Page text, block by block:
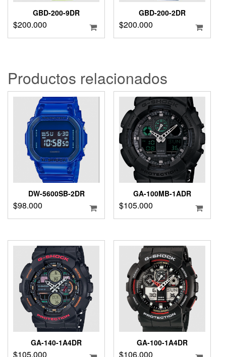
GBD-200-9DR
$200.000
GBD-200-2DR
$200.000
Productos relacionados
DW-5600SB-2DR
$98.000
GA-100MB-1ADR
$105.000
GA-140-1A4DR
$105.000
GA-100-1A4DR
$106.000